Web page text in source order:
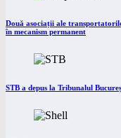
Două asociații ale
în mecanism permanent
STB a depus la Tribunalul